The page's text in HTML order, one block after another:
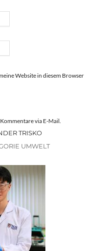
Website in diesem Browser
via E-Mail.
TRISKO
UMWELT